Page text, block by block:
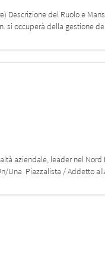
Descrizione del Ruolo e
si occuperà della gestione
aziendale, leader nel
Piazzalista / Addetto